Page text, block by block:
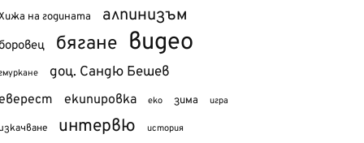
на годината алпинизъм
бягане видео
доц. Сандю Бешев
екипировка еко зима игра
интервю история